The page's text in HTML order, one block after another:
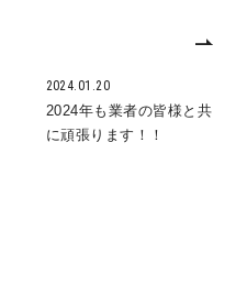
2024.01.20
2024年も業者の皆様と共
に頑張ります！！